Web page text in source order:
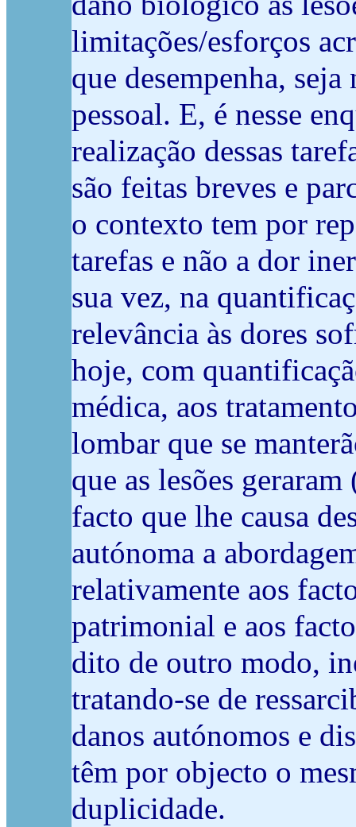
limitações/esforços
que desempenha,
pessoal. E, é nesse
realização dessas
são feitas breves e
o contexto tem por
tarefas e não a dor
sua vez, na
relevância às dores
hoje, com
médica, aos
lombar que se
que as lesões
facto que lhe causa
autónoma a
relativamente aos
patrimonial e aos
dito de outro modo,
tratando-se de
danos autónomos e
têm por objecto o
duplicidade.